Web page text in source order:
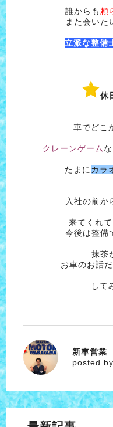
誰からも 頼
また会いた
立派な整備
休
車でどこ
クレーンゲーム
たまに カラ
入社の前か
来てくれ
今後は整備
抹茶
お車のお話
して
ふくはら
新車営業
posted